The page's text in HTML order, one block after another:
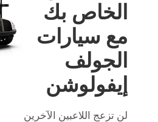
الخاص بك
مع سيارات
الجولف
إيفولوشن
لن تزعج اللاعبين الآخرين